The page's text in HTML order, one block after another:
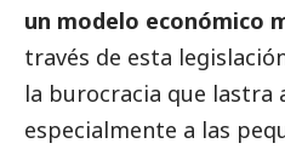
un modelo económico
través de esta
la burocracia que lastra
especialmente a las